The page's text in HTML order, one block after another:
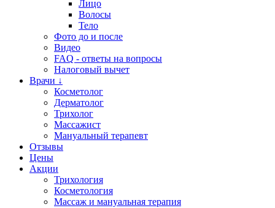
Лицо
Волосы
Тело
Фото до и после
Видео
FAQ - ответы на вопросы
Налоговый вычет
Врачи ↓
Косметолог
Дерматолог
Трихолог
Массажист
Мануальный терапевт
Отзывы
Цены
Акции
Трихология
Косметология
Массаж и мануальная терапия